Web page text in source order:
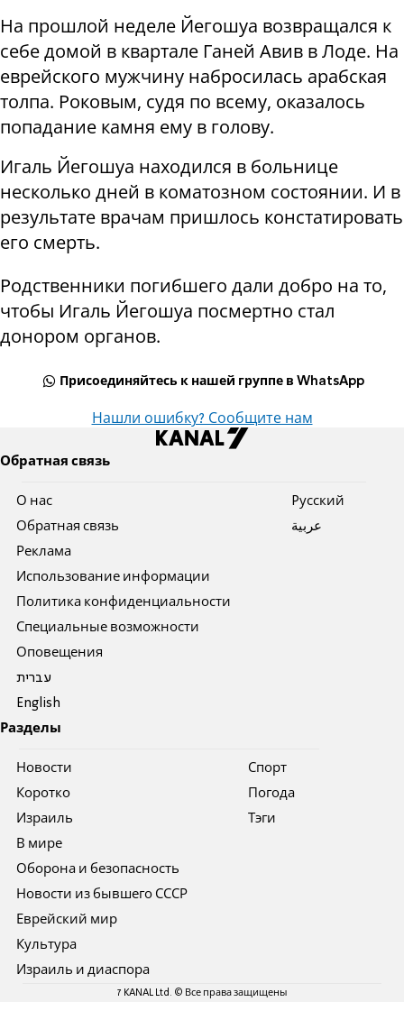
На прошлой неделе Йегошуа возвращался к
себе домой в квартале Ганей Авив в Лоде. На
еврейского мужчину набросилась арабская
толпа. Роковым, судя по всему, оказалось
попадание камня ему в голову.
Игаль Йегошуа находился в больнице
несколько дней в коматозном состоянии. И в
результате врачам пришлось констатировать
его смерть.
Родственники погибшего дали добро на то,
чтобы Игаль Йегошуа посмертно стал
донором органов.
Присоединяйтесь к нашей группе в WhatsApp
Нашли ошибку? Сообщите нам
Обратная связь
О нас
Обратная связь
Реклама
Использование информации
Политика конфиденциальности
Специальные возможности
Оповещения
עברית
English
Pусский
عربية
Разделы
Новости
Коротко
Израиль
В мире
Оборона и безопасность
Новости из бывшего СССР
Еврейский мир
Культура
Израиль и диаспора
Спорт
Погода
Тэги
7 KANAL Ltd. © Все права защищены